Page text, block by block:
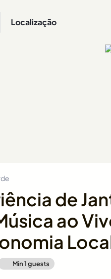
Localização
de
ao
Min1guests